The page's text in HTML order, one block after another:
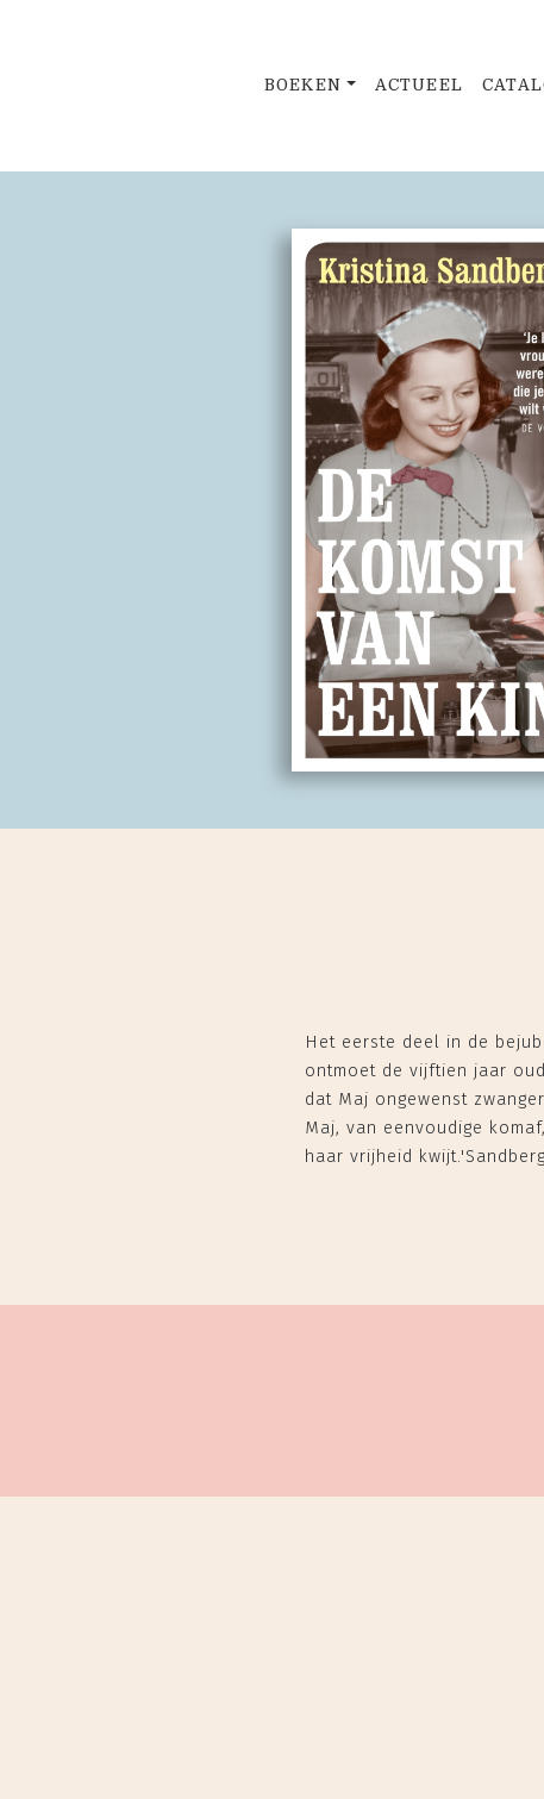
BOEKEN ACTUEEL
Het eerste deel in de
ontmoet de vijftien jaar
dat Maj ongewenst
Maj, van eenvoudige
haar vrijheid